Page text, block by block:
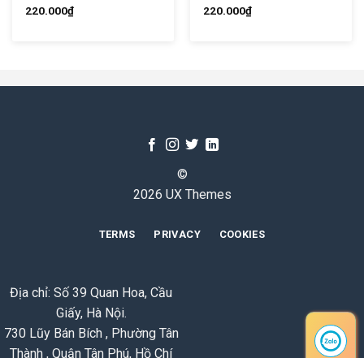
220.000₫
220.000₫
©
2026 UX Themes
TERMS PRIVACY COOKIES
Địa chỉ: Số 39 Quan Hoa, Cầu
Giấy, Hà Nội.
730 Lũy Bán Bích , Phường Tân
Thành , Quận Tân Phú, Hồ Chí